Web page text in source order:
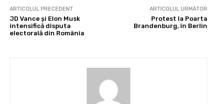
ARTICOLUL PRECEDENT
JD Vance și Elon Musk
intensifică disputa
electorală din România
ARTICOLUL URMĂTOR
Protest la Poarta
Brandenburg, în Berlin